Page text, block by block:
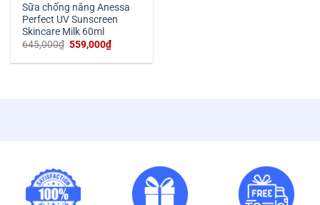
Sữa chống nắng Anessa
Perfect UV Sunscreen
Skincare Milk 60ml
645,000₫ Giá
là:
559,000₫Giá
hiện
tại